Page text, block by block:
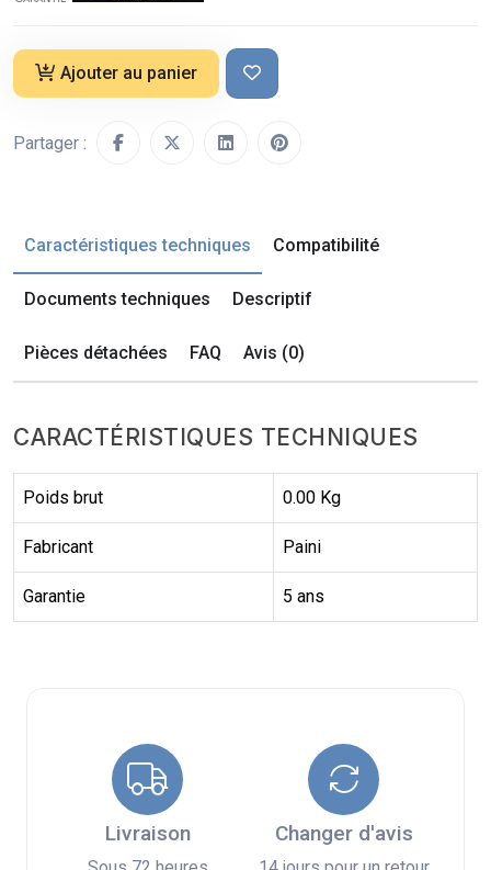
Ajouter au panier
Partager :
Caractéristiques techniques Compatibilité
Documents techniques Descriptif
Pièces détachées FAQ Avis (0)
CARACTÉRISTIQUES TECHNIQUES
Poids brut 0.00 Kg
Fabricant Paini
Garantie 5 ans
Livraison Changer d'avis